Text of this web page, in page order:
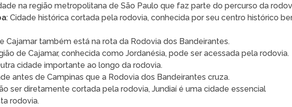
na região metropolitana de São Paulo que faz parte do percurso da
: Cidade histórica cortada pela rodovia, conhecida por seu centro histórico
Cajamar também está na rota da Rodovia dos Bandeirantes.
de Cajamar, conhecida como Jordanésia, pode ser acessada pela rodovia.
cidade importante ao longo da rodovia.
antes de Campinas que a Rodovia dos Bandeirantes cruza.
ser diretamente cortada pela rodovia, Jundiaí é uma cidade essencial
rodovia.